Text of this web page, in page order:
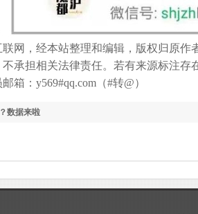
网，经本站整理和编辑，版权归原
承担相关法律责任。若有来源标注
箱：y569#qq.com（#转@）
数据来啦